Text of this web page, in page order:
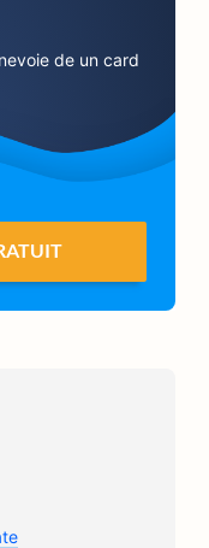
de un card